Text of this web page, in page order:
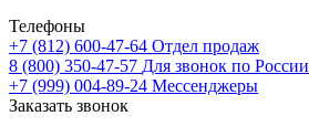
Телефоны
+7 (812) 600-47-64 Отдел продаж
8 (800) 350-47-57 Для звонок по России
+7 (999) 004-89-24 Мессенджеры
Заказать звонок